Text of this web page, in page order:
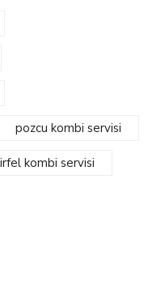
pozcu kombi servisi
kombi servisi